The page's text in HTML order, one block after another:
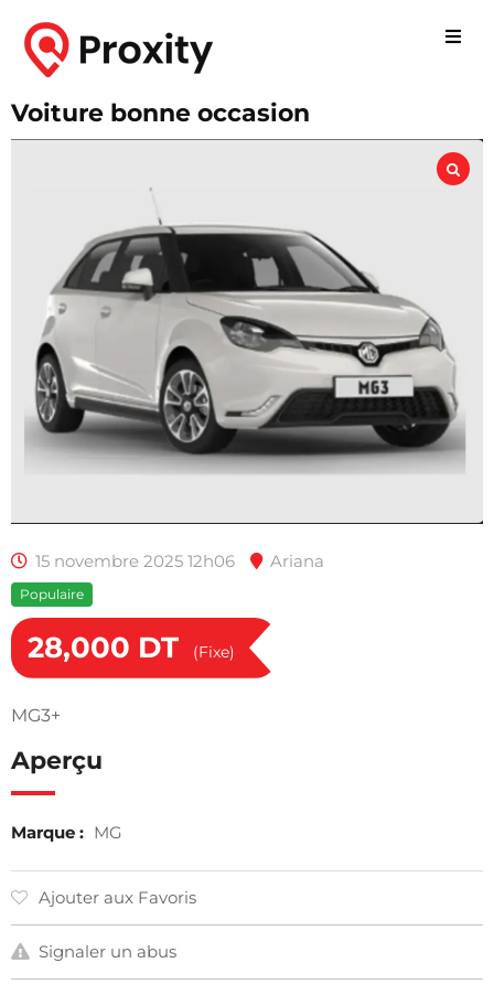
Voiture bonne occasion
15 novembre 2025 12h06 Ariana
Populaire
28,000 DT (Fixe)
MG3+
Aperçu
Marque : MG
Ajouter aux Favoris
Signaler un abus